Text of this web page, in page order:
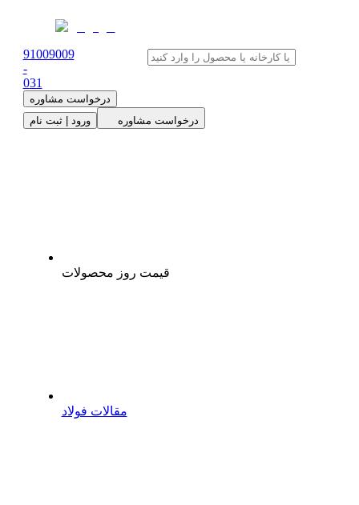
91009009
-
031
درخواست مشاوره
ورود | ثبت نام
درخواست مشاوره
قیمت روز محصولات
مقالات فولاد